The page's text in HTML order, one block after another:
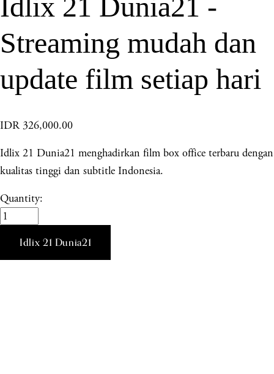
Streaming mudah dan
update film setiap hari
IDR 326,000.00
Idlix 21 Dunia21 menghadirkan film box office terbaru dengan
kualitas tinggi dan subtitle Indonesia.
Quantity:
Idlix 21 Dunia21